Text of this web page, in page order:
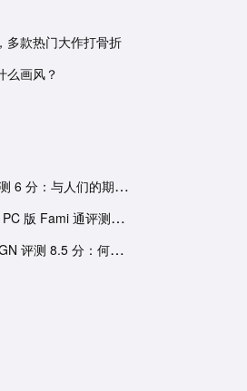
多款热门大作打骨折
么画风？
谷歌 Stadia IGN 正式评测 6 分：与人们的期待尚有距离
《荒野大镖客：救赎 2》PC 版 Fami 通评测：西部世界的真正形态
《荒野大镖客 Online》IGN 评测 8.5 分：何妨吟啸且徐行